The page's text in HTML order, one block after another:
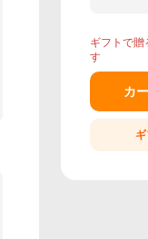
ギフトで贈
す
カ